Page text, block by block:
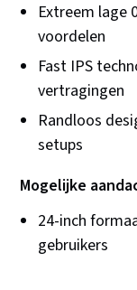
Extreem lage
voordelen
Fast IPS
vertragingen
Randloos
setups
Mogelijke
24-inch
gebruikers